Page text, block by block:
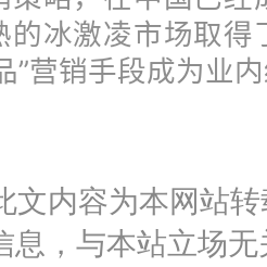
的冰激凌市场取
”营销手段成为业
文内容为本网站
息，与本站立场